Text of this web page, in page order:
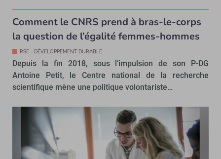
Comment le CNRS prend à bras-le-corps
la question de l’égalité femmes-hommes
RSE - DÉVELOPPEMENT DURABLE
Depuis la fin 2018, sous l’impulsion de son P-DG
Antoine Petit, le Centre national de la recherche
scientifique mène une politique volontariste…